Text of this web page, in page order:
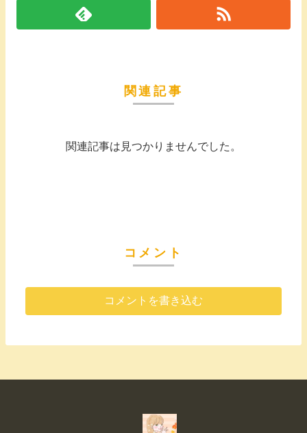
関連記事
関連記事は見つかりませんでした。
コメント
コメントを書き込む